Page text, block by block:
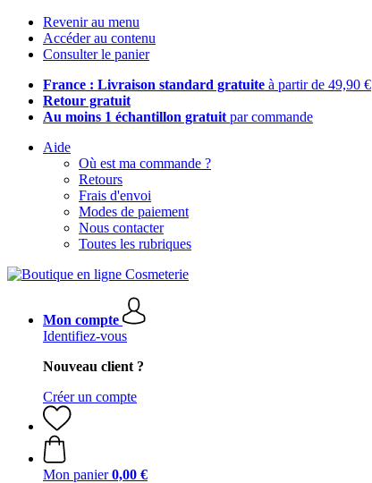
Revenir au menu
Accéder au contenu
Consulter le panier
France : Livraison standard gratuite à partir de 49,90 €
Retour gratuit
Au moins 1 échantillon gratuit par commande
Aide
Où est ma commande ?
Retours
Frais d'envoi
Modes de paiement
Nous contacter
Toutes les rubriques
Mon compte
Identifiez-vous
Nouveau client ?
Créer un compte
Mon panier 0,00 €